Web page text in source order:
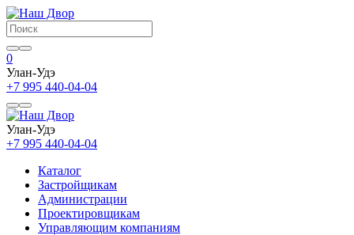
0
Улан-Удэ
+7 995 440-04-04
Улан-Удэ
+7 995 440-04-04
Каталог
Застройщикам
Администрации
Проектировщикам
Управляющим компаниям